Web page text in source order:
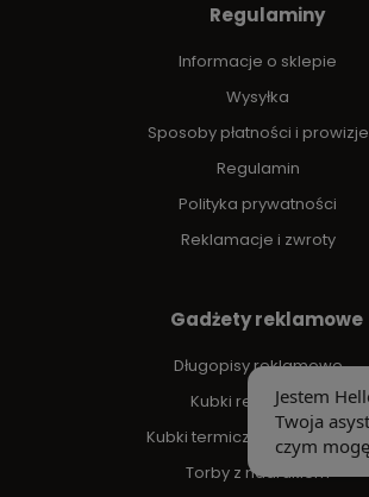
Regulaminy
Informacje o sklepie
Wysyłka
Sposoby płatności i prowizje
Regulamin
Polityka prywatności
Reklamacje i zwroty
Gadżety reklamowe
Długopisy reklamowe
Kubki reklamowe
Kubki termiczne z nadrukiem
Torby z nadrukiem